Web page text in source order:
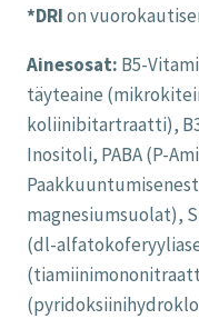
*DRIon
Ainesosat: B5-
täyteaine
koliinibitartraatti),
Inositoli, PABA (P-
magnesiumsuolat),
(dl-